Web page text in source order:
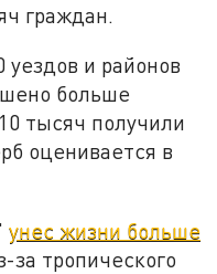
граждан.
уездов и районов
больше
тысяч получили
оценивается в
унес жизни больше
за тропического